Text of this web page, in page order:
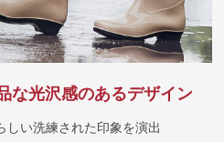
な光沢感のあるデザイン
しい洗練された印象を演出